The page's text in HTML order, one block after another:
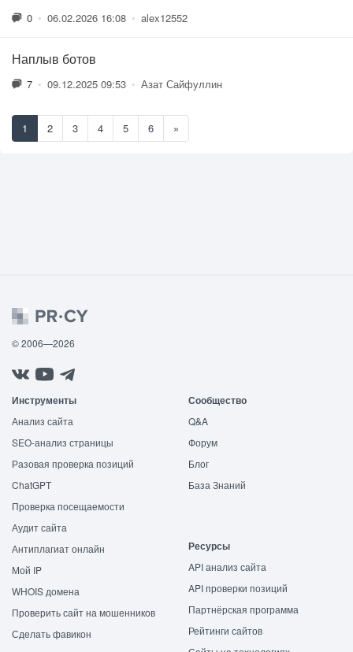
0 • 06.02.2026 16:08 • alex12552
Наплыв ботов
7 • 09.12.2025 09:53 • Азат Сайфуллин
1 2 3 4 5 6 »
© 2006—2026
Инструменты
Анализ сайта
SEO-анализ страницы
Разовая проверка позиций
ChatGPT
Проверка посещаемости
Аудит сайта
Антиплагиат онлайн
Мой IP
WHOIS домена
Проверить сайт на мошенников
Сделать фавикон
Сообщество
Q&A
Форум
Блог
База Знаний
Ресурсы
API анализ сайта
API проверки позиций
Партнёрская программа
Рейтинги сайтов